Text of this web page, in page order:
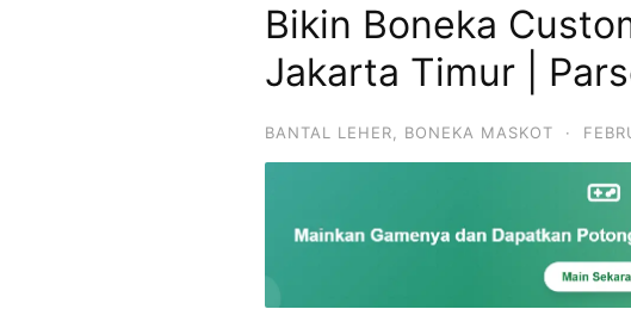
Bikin Boneka
Jakarta Timur |
BANTAL LEHER BONEKA MASKOT ·